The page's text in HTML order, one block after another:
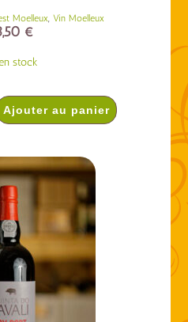
Moelleux, Vin Moelleux
€
stock
Ajouter au panier